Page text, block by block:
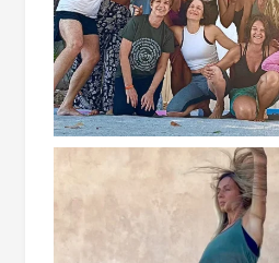
CONSAPEVOLEZZA E
Iscriviti alla nostra